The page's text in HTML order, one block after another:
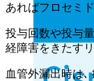
あればフロセミ
投与回数や投与
経障害をきたす
血管外漏出時は